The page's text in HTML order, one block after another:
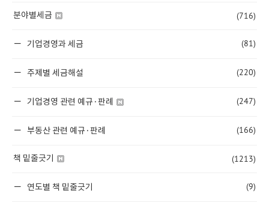
분야별세금 (716)
기업경영과 세금 (81)
주제별 세금해설 (220)
기업경영 관련 예규·판례 (247)
부동산 관련 예규·판례 (166)
책 밑줄긋기 (1213)
연도별 책 밑줄긋기 (9)